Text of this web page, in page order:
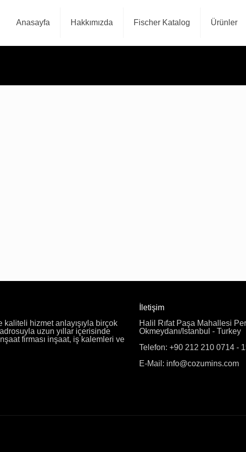
Anasayfa Hakkımızda Fischer Katalog Ürünler
kaliteli hizmet anlayışıyla birçok
uzun yıllar içerisinde
firması inşaat, iş kalemleri ve
İletişim
Halil Rıfat Paşa Mahallesi
Okmeydanı/Istanbul - Turkey
Telefon: +90 212 210 0714 -
E-Mail: info@cozumins.com